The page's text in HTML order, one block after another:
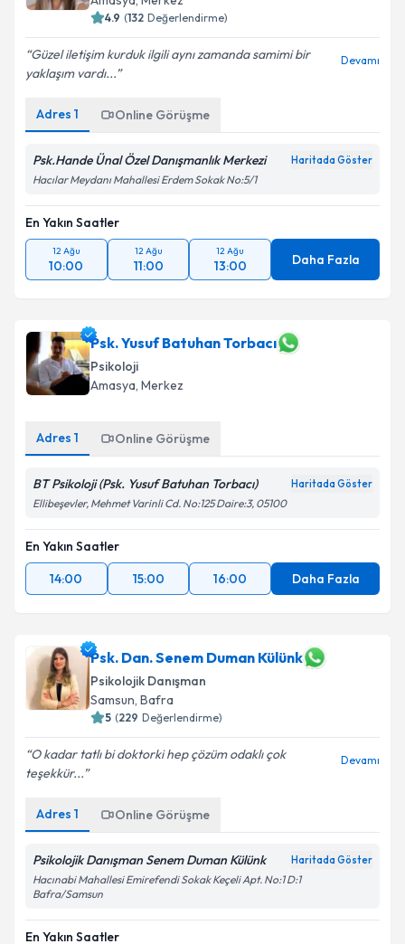
4.9 (132 Değerlendirme)
Güzel iletişim kurduk ilgili aynı zamanda samimi bir
yaklaşım vardı...
Devamı
Adres 1 Online Görüşme
Psk.Hande Ünal Özel Danışmanlık Merkezi Haritada Göster
Hacılar Meydanı Mahallesi Erdem Sokak No:5/1
En Yakın Saatler
12 Ağu
10:00
12 Ağu
11:00
12 Ağu
13:00 Daha Fazla
Psk. Yusuf Batuhan Torbacı
Psikoloji
Amasya, Merkez
Adres 1 Online Görüşme
BT Psikoloji (Psk. Yusuf Batuhan Torbacı) Haritada Göster
Ellibeşevler, Mehmet Varinli Cd. No:125 Daire:3, 05100
En Yakın Saatler
14:00
15:00 16:00 Daha Fazla
Psk. Dan. Senem Duman Külünk
Psikolojik Danışman
Samsun, Bafra
5 (229 Değerlendirme)
O kadar tatlı bi doktorki hep çözüm odaklı çok
teşekkür...
Devamı
Adres 1 Online Görüşme
Psikolojik Danışman Senem Duman Külünk Haritada Göster
Hacınabi Mahallesi Emirefendi Sokak Keçeli Apt. No:1 D:1
Bafra/Samsun
En Yakın Saatler